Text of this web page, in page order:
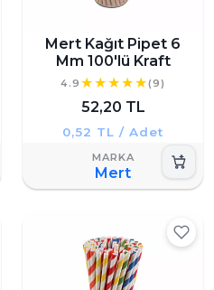
Mert Kağıt Pipet 6
Mm 100'lü Kraft
4.9 (9)
52,20 TL
0,52 TL / Adet
Mert